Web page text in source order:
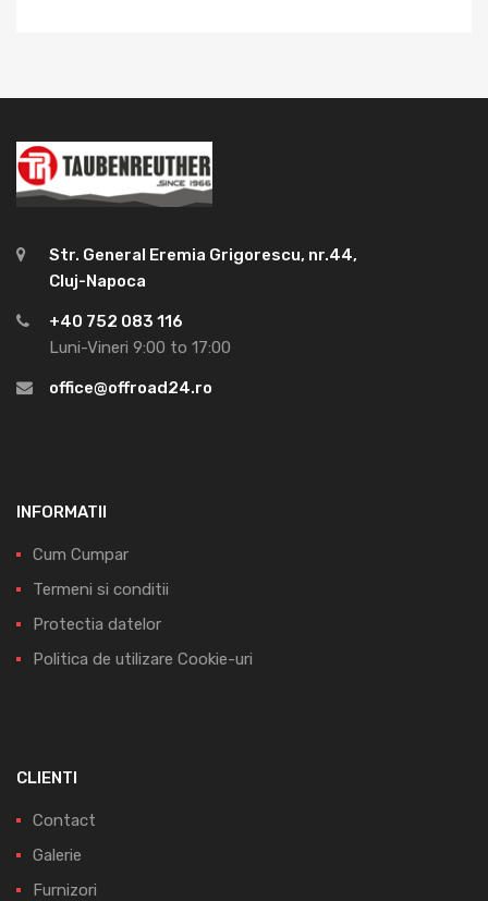
Str. General Eremia Grigorescu, nr.44,
Cluj-Napoca
+40 752 083 116
Luni-Vineri 9:00 to 17:00
office@offroad24.ro
INFORMATII
Cum Cumpar
Termeni si conditii
Protectia datelor
Politica de utilizare Cookie-uri
CLIENTI
Contact
Galerie
Furnizori